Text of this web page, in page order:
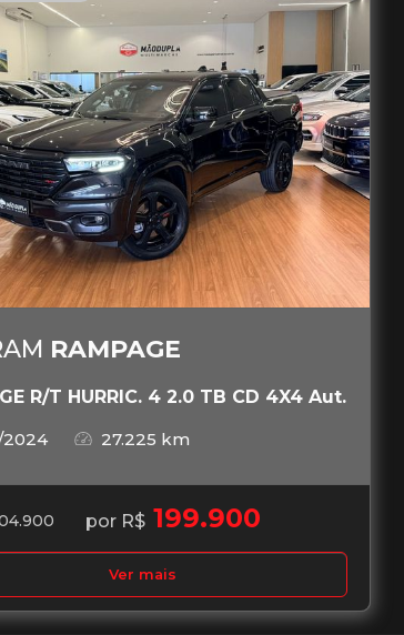
RAMPAGE
R/T HURRIC. 4 2.0 TB CD 4X4 Aut.
2024
27.225 km
por R$ 199.900
Ver mais